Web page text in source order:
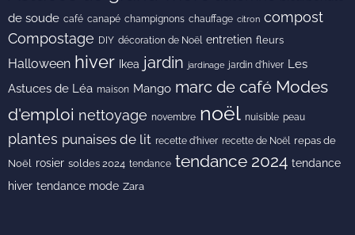
de soude café canapé champignons chauffage citron compost
Compostage DIY décoration de Noël entretien fleurs
Halloween hiver Ikea jardin jardinage jardin d'hiver Les
Astuces de Léa maison Mango marc de café Modes
d'emploi nettoyage novembre noël nuisible peau
plantes punaises de lit recette d'hiver recette de Noël repas de
Noël rosier soldes 2024 tendance tendance 2024 tendance
hiver tendance mode Zara